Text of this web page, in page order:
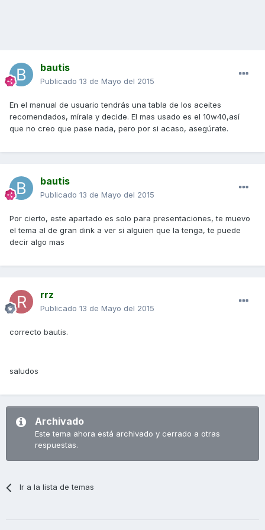
bautis
Publicado 13 de Mayo del 2015
En el manual de usuario tendrás una tabla de los aceites
recomendados, mírala y decide. El mas usado es el 10w40,así
que no creo que pase nada, pero por si acaso, asegúrate.
bautis
Publicado 13 de Mayo del 2015
Por cierto, este apartado es solo para presentaciones, te muevo
el tema al de gran dink a ver si alguien que la tenga, te puede
decir algo mas
rrz
Publicado 13 de Mayo del 2015
correcto bautis.
saludos
Archivado
Este tema ahora está archivado y cerrado a otras
respuestas.
Ir a la lista de temas